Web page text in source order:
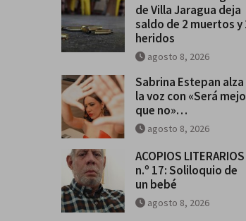
de Villa Jaragua deja
saldo de 2 muertos y
heridos
agosto 8, 2026
Sabrina Estepan alza
la voz con «Será
que no»…
agosto 8, 2026
ACOPIOS LITERARIOS
n.º 17: Soliloquio de
un bebé
agosto 8, 2026